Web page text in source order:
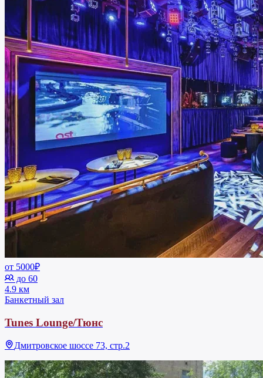
от 5000₽
до 60
4.9 км
Банкетный зал
Tunes Lounge/Тюнс
Дмитровское шоссе 73, стр.2